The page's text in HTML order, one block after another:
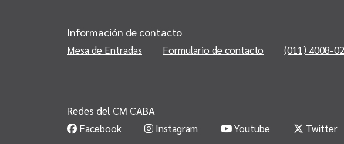
Información de contacto
Mesa de Entradas Formulario de contacto (011) 4008-
Redes del CM CABA
Facebook Instagram Youtube Twitter